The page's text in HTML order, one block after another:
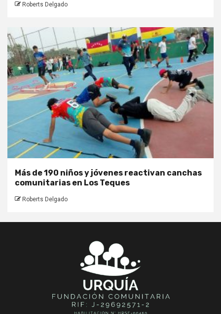
Roberts Delgado
Más de 190 niños y jóvenes reactivan canchas
comunitarias en Los Teques
Roberts Delgado